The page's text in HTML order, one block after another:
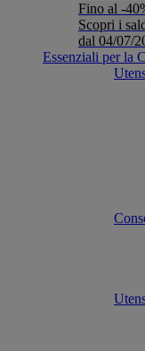
Fino al -
Scopri i
dal 04/07/
Essenziali per la